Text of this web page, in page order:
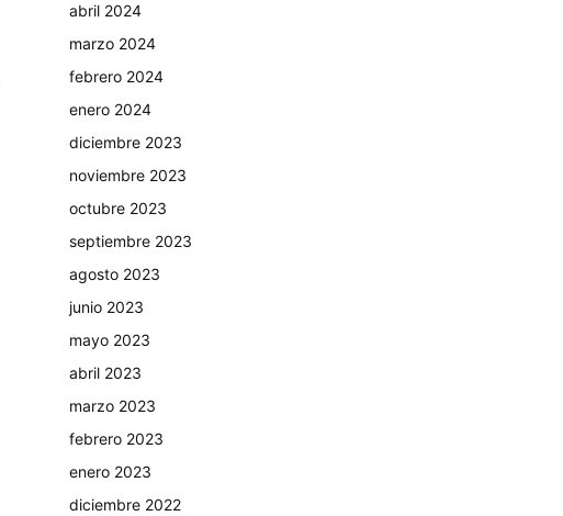
abril 2024
marzo 2024
febrero 2024
enero 2024
diciembre 2023
noviembre 2023
octubre 2023
septiembre 2023
agosto 2023
junio 2023
mayo 2023
abril 2023
marzo 2023
febrero 2023
enero 2023
diciembre 2022